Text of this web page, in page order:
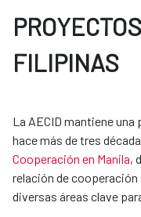
FILIPINAS
La AECID mantiene
hace más de tres
Cooperación en Manila,
relación de
diversas áreas clave